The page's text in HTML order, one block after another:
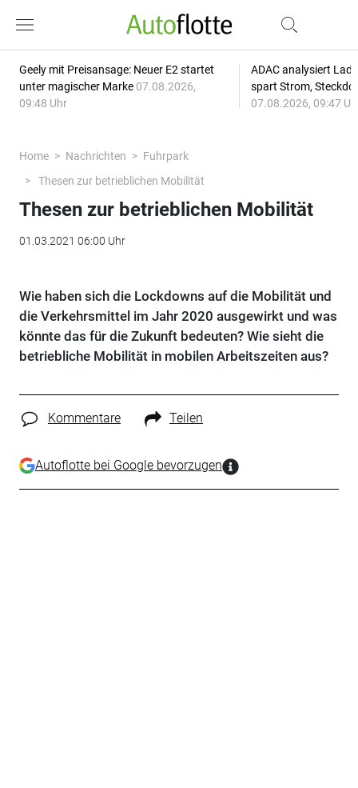
Geely mit Preisansage: Neuer E2 startet
unter magischer Marke 07.08.2026,
09:48 Uhr
ADAC analysiert
spart Strom,
07.08.2026, 09:47
Home Nachrichten
Fuhrpark
Thesen zur betrieblichen Mobilität
Thesen zur betrieblichen Mobilität
01.03.2021 06:00 Uhr
Wie haben sich die Lockdowns auf die Mobilität und
die Verkehrsmittel im Jahr 2020 ausgewirkt und was
könnte das für die Zukunft bedeuten? Wie sieht die
betriebliche Mobilität in mobilen Arbeitszeiten aus?
Kommentare Teilen
Autoflotte bei Google bevorzugen